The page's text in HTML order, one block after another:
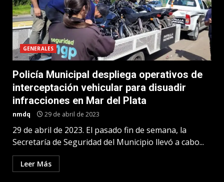
GENERALES
Policía Municipal despliega operativos de
interceptación vehicular para disuadir
infracciones en Mar del Plata
nmdq 29 de abril de 2023
29 de abril de 2023. El pasado fin de semana, la
Secretaría de Seguridad del Municipio llevó a cabo...
Leer Más